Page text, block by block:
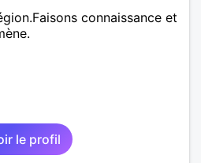
connaissance et
le profil